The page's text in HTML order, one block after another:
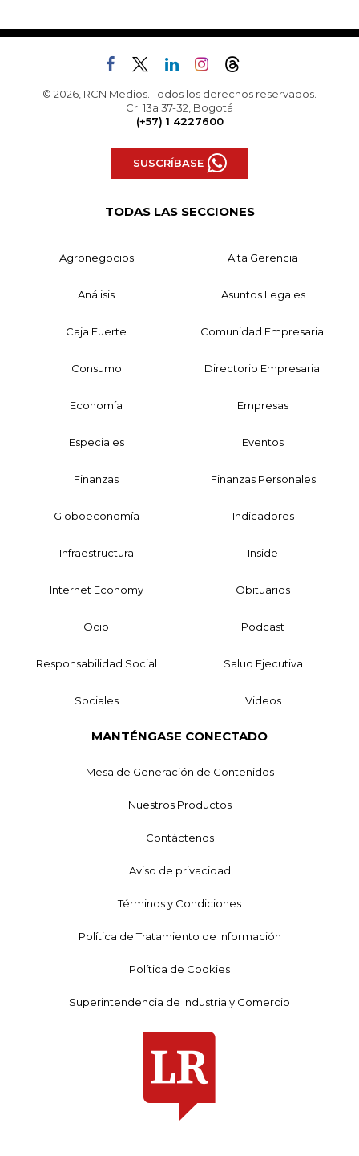
© 2026, RCN Medios. Todos los derechos reservados.
Cr. 13a 37-32, Bogotá
(+57) 1 4227600
SUSCRÍBASE
TODAS LAS SECCIONES
Agronegocios Alta Gerencia
Análisis Asuntos Legales
Caja Fuerte Comunidad Empresarial
Consumo Directorio Empresarial
Economía Empresas
Especiales Eventos
Finanzas Finanzas Personales
Globoeconomía Indicadores
Infraestructura Inside
Internet Economy Obituarios
Ocio Podcast
Responsabilidad Social Salud Ejecutiva
Sociales Videos
MANTÉNGASE CONECTADO
Mesa de Generación de Contenidos
Nuestros Productos
Contáctenos
Aviso de privacidad
Términos y Condiciones
Política de Tratamiento de Información
Política de Cookies
Superintendencia de Industria y Comercio